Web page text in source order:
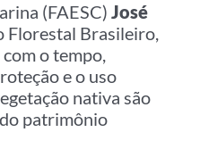
(FAESC) José
Florestal Brasileiro,
o tempo,
e o uso
nativa são
patrimônio